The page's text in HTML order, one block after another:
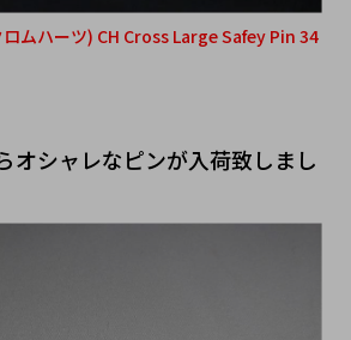
ロムハーツ) CH Cross Large Safey Pin 34
オシャレなピンが入荷致しまし